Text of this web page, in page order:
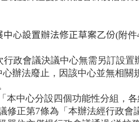
心設置辦法修正草案乙份(附件
行政會議決議中心無需另訂設
辦法廢止，因該中心並無相
本中心分設四個功能性分組，
修正第7條為「本辦法經行政